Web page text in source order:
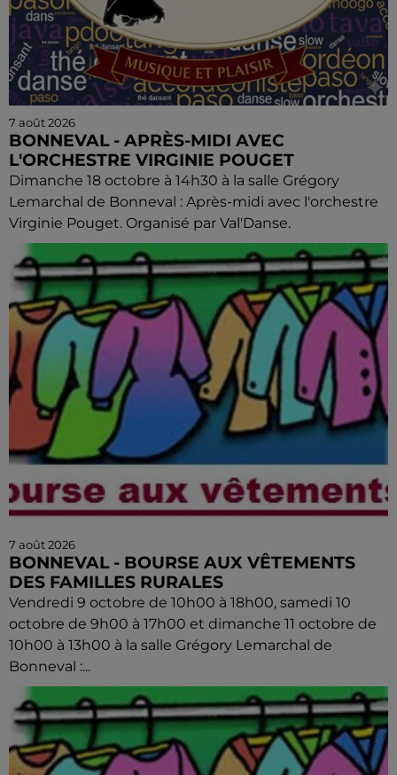
7 août 2026
BONNEVAL - APRÈS-MIDI AVEC
L'ORCHESTRE VIRGINIE POUGET
Dimanche 18 octobre à 14h30 à la salle Grégory
Lemarchal de Bonneval : Après-midi avec l'orchestre
Virginie Pouget. Organisé par Val'Danse.
7 août 2026
BONNEVAL - BOURSE AUX VÊTEMENTS
DES FAMILLES RURALES
Vendredi 9 octobre de 10h00 à 18h00, samedi 10
octobre de 9h00 à 17h00 et dimanche 11 octobre de
10h00 à 13h00 à la salle Grégory Lemarchal de
Bonneval :...